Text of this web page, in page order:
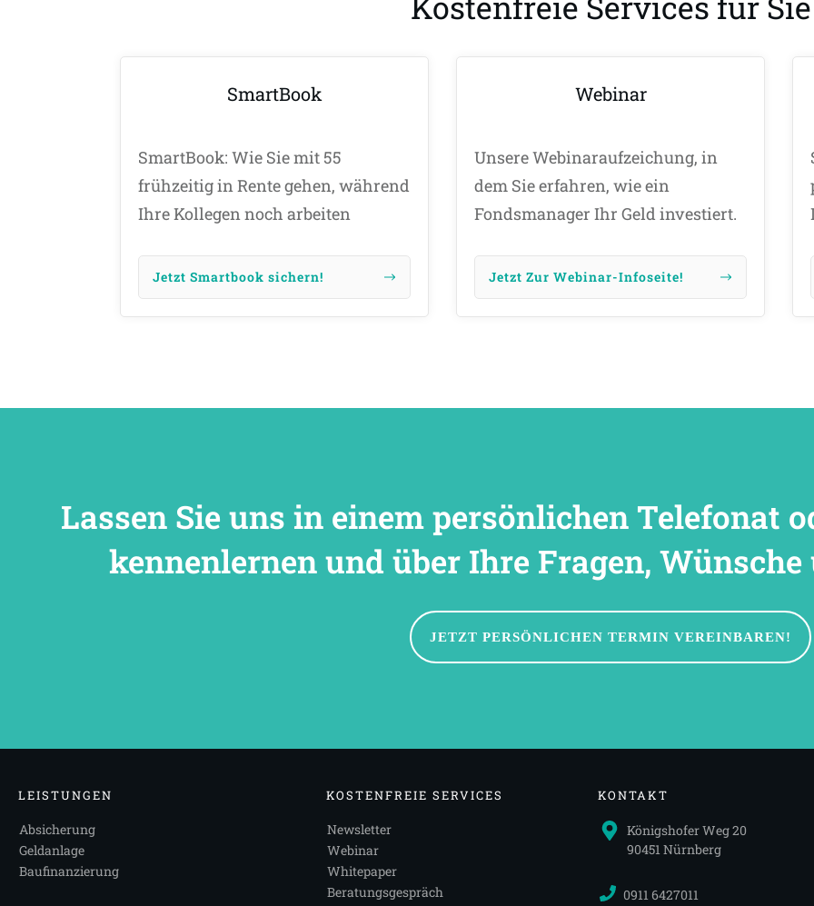
SmartBook
SmartBook: Wie Sie mit 55
frühzeitig in Rente gehen, während
Ihre Kollegen noch arbeiten
Jetzt Smartbook sichern!
Webinar
Unsere Webinaraufzeichung, in
dem Sie erfahren, wie ein
Fondsmanager Ihr Geld investiert.
Jetzt Zur Webinar-Infoseite!
Lassen Sie uns in einem persönlichen Telefonat
kennenlernen und über Ihre Fragen,
JETZT PERSÖNLICHEN TERMIN VEREINBAREN!
LEISTUNGEN
Absicherung
Geldanlage
Baufinanzierung
KOSTENFREIE SERVICES
Newsletter
Webinar
Whitepaper
Beratungsgespräch
KONTAKT
Königshofer Weg 20
90451 Nürnberg
0911 6427011